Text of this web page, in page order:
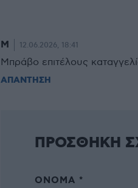
Μ 12.06.2026, 18:41
Μπράβο επιτέλους
ΑΠΑΝΤΗΣΗ
ΠΡΟΣΘΗΚΗ
ΌΝΟΜΑ *